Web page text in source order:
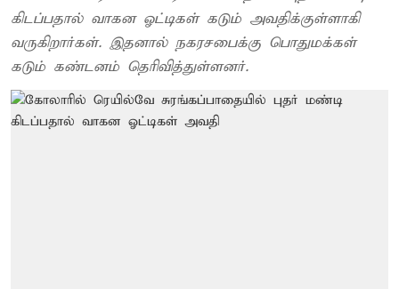
கிடப்பதால் வாகன ஓட்டிகள் கடும் அவதிக்குள்ளாகி
வருகிறார்கள். இதனால் நகரசபைக்கு பொதுமக்கள்
கடும் கண்டனம் தெரிவித்துள்ளனர்.